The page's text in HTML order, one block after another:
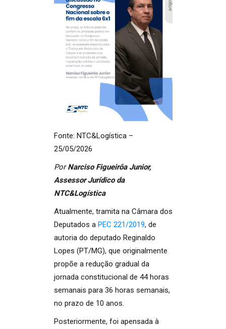
Fonte: NTC&Logística –
25/05/2026
PorNarciso Figueirôa Junior,
Assessor Jurídico da
NTC&Logística
Atualmente, tramita na Câmara dos
Deputados a PEC 221/2019, de
autoria do deputado Reginaldo
Lopes (PT/MG), que originalmente
propõe a redução gradual da
jornada constitucional de 44 horas
semanais para 36 horas semanais,
no prazo de 10 anos.
Posteriormente, foi apensada à